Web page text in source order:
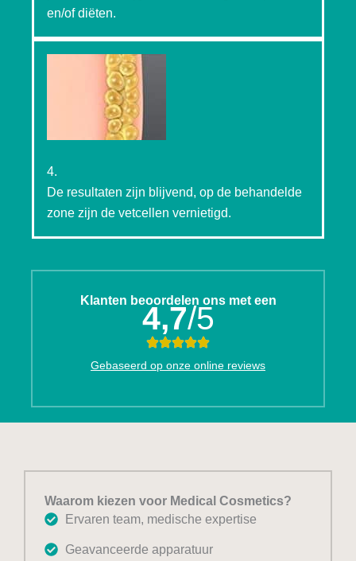
en/of diëten.
4.
De resultaten zijn blijvend, op de behandelde
zone zijn de vetcellen vernietigd.
Klanten beoordelen ons met een
4,7/5
Gebaseerd op onze online reviews
Waarom kiezen voor Medical Cosmetics?
Ervaren team, medische expertise
Geavanceerde apparatuur